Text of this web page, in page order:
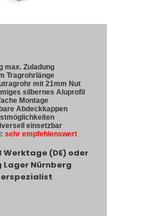
max. Zuladung
Tragrohrlänge
mit 21mm Nut
silbernes Aluprofil
Montage
Abdeckkappen
einsetzbar
sehr empfehlenswert
Werktage (DE) oder
Lager Nürnberg